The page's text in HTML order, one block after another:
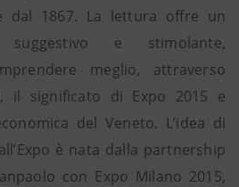
dal 1867. La lettura offre un
e stimolante,
meglio, attraverso
il significato di Expo 2015 e
del Veneto. L’idea di
è nata dalla partnership
con Expo Milano 2015,